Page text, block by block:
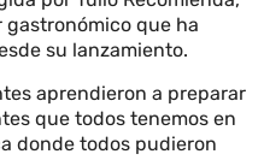
que ha
su lanzamiento.
aprendieron a preparar
que todos tenemos en
donde todos pudieron